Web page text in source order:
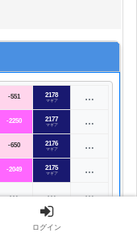
-551 2178
マギア …
-2250 2177
マギア …
-650 2176
マギア …
-2049 2175
マギア …
… … …
ログイン